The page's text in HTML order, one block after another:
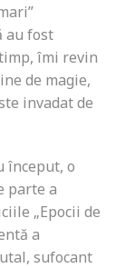
au fost
îmi revin
de magie,
invadat de
început, o
parte a
„Epocii de
a
sufocant